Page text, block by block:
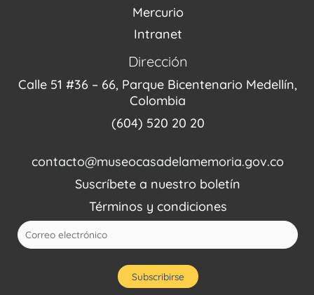
Mercurio
Intranet
Dirección
Calle 51 #36 – 66, Parque Bicentenario Medellín,
Colombia
(604) 520 20 20
contacto@museocasadelamemoria.gov.co
Suscríbete a nuestro boletín
Términos y condiciones